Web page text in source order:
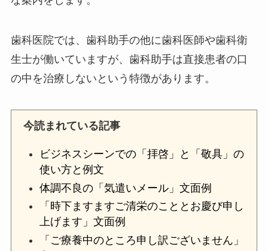
歯科医院では、歯科助手の他に歯科医師や歯科衛
生士が働いていますが、歯科助手は直接患者の口
の中を治療しないという特徴があります。
今読まれている記事
ビジネスシーンでの「拝啓」と「敬具」の
使い方と例文
体調不良の「気遣いメール」文面例
「時下ますますご清栄のこととお慶び申し
上げます」文面例
「ご療養中のところ申し訳ございません」